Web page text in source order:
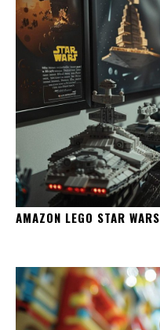
AMAZON LEGO STAR WARS